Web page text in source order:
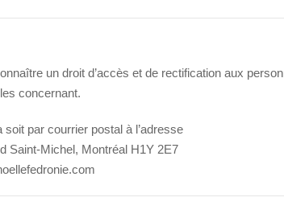
un droit d’accès et de rectification aux
concernant.
soit par courrier postal à l’adresse
Saint-Michel, Montréal H1Y 2E7